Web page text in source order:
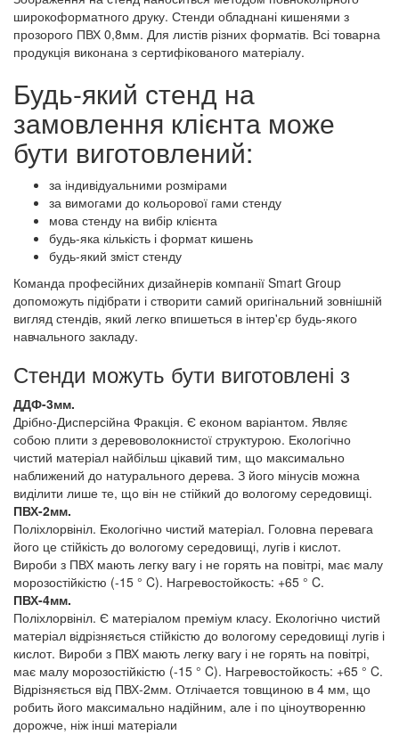
широкоформатного друку. Стенди обладнані кишенями з
прозорого ПВХ 0,8мм. Для листів різних форматів. Всі товарна
продукція виконана з сертифікованого матеріалу.
Будь-який стенд на
замовлення клієнта може
бути виготовлений:
за індивідуальними розмірами
за вимогами до кольорової гами стенду
мова стенду на вибір клієнта
будь-яка кількість і формат кишень
будь-який зміст стенду
Команда професійних дизайнерів компанії Smart Group
допоможуть підібрати і створити самий оригінальний зовнішній
вигляд стендів, який легко впишеться в інтер'єр будь-якого
навчального закладу.
Стенди можуть бути виготовлені з
ДДФ-3мм.
Дрібно-Дисперсійна Фракція. Є економ варіантом. Являє
собою плити з деревоволокнистої структурою. Екологічно
чистий матеріал найбільш цікавий тим, що максимально
наближений до натурального дерева. З його мінусів можна
виділити лише те, що він не стійкий до вологому середовищі.
ПВХ-2мм.
Поліхлорвініл. Екологічно чистий матеріал. Головна перевага
його це стійкість до вологому середовищі, лугів і кислот.
Вироби з ПВХ мають легку вагу і не горять на повітрі, має малу
морозостійкістю (-15 ° C). Нагревостойкость: +65 ° C.
ПВХ-4мм.
Поліхлорвініл. Є матеріалом преміум класу. Екологічно чистий
матеріал відрізняється стійкістю до вологому середовищі лугів і
кислот. Вироби з ПВХ мають легку вагу і не горять на повітрі,
має малу морозостійкістю (-15 ° C). Нагревостойкость: +65 ° C.
Відрізняється від ПВХ-2мм. Отлічается товщиною в 4 мм, що
робить його максимально надійним, але і по ціноутворенню
дорожче, ніж інші матеріали